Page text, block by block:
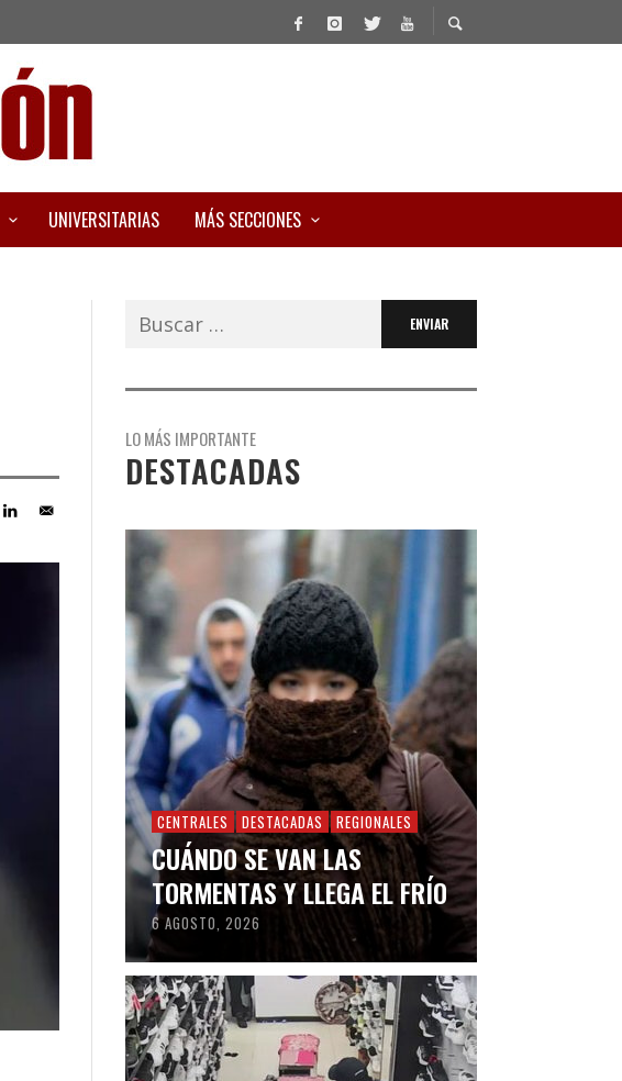
UNIVERSITARIAS MÁS SECCIONES
Buscar:
LO MÁS IMPORTANTE
DESTACADAS
CENTRALES DESTACADAS REGIONALES
CUÁNDO SE VAN LAS
TORMENTAS Y LLEGA EL FRÍO
6 AGOSTO, 2026